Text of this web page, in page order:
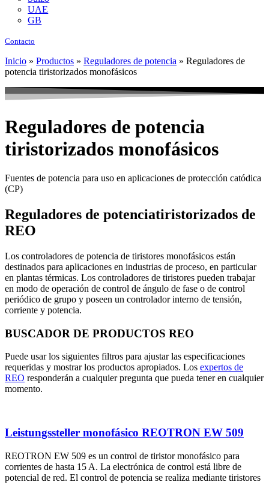
UAE
GB
Contacto
Inicio » Productos » Reguladores de potencia » Reguladores de
potencia tiristorizados monofásicos
Reguladores de potencia
tiristorizados monofásicos
Fuentes de potencia para uso en aplicaciones de protección catódica
(CP)
Reguladores de potenciatiristorizados de
REO
Los controladores de potencia de tiristores monofásicos están
destinados para aplicaciones en industrias de proceso, en particular
en plantas térmicas. Los controladores de tiristores pueden trabajar
en modo de operación de control de ángulo de fase o de control
periódico de grupo y poseen un controlador interno de tensión,
corriente y potencia.
BUSCADOR DE PRODUCTOS REO
Puede usar los siguientes filtros para ajustar las especificaciones
requeridas y mostrar los productos apropiados. Los expertos de
REO responderán a cualquier pregunta que pueda tener en cualquier
momento.
Leistungssteller monofásico REOTRON EW 509
REOTRON EW 509 es un control de tiristor monofásico para
corrientes de hasta 15 A. La electrónica de control está libre de
potencial de red. El control de potencia se realiza mediante tiristores